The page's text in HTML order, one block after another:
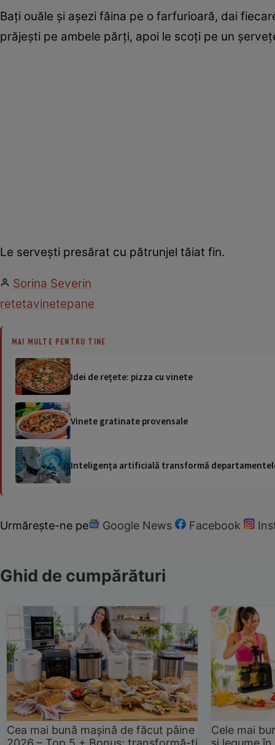
Baţi ouăle şi aşezi făina pe o farfurioară, dai
prăjeşti pe ambele părţi, apoi le scoţi pe un
Le serveşti presărat cu pătrunjel tăiat fin.
Sorina Severin
retetavinetepane
MAI MULTE PENTRU TINE
Idei de reţete: pizza cu vinete
Vinete gratinate provensale
Inteligența artificială transformă
Urmărește-ne pe Google News Facebook
Ghid de cumpărături
Cea mai bună mașină de făcut pâine
Cele mai